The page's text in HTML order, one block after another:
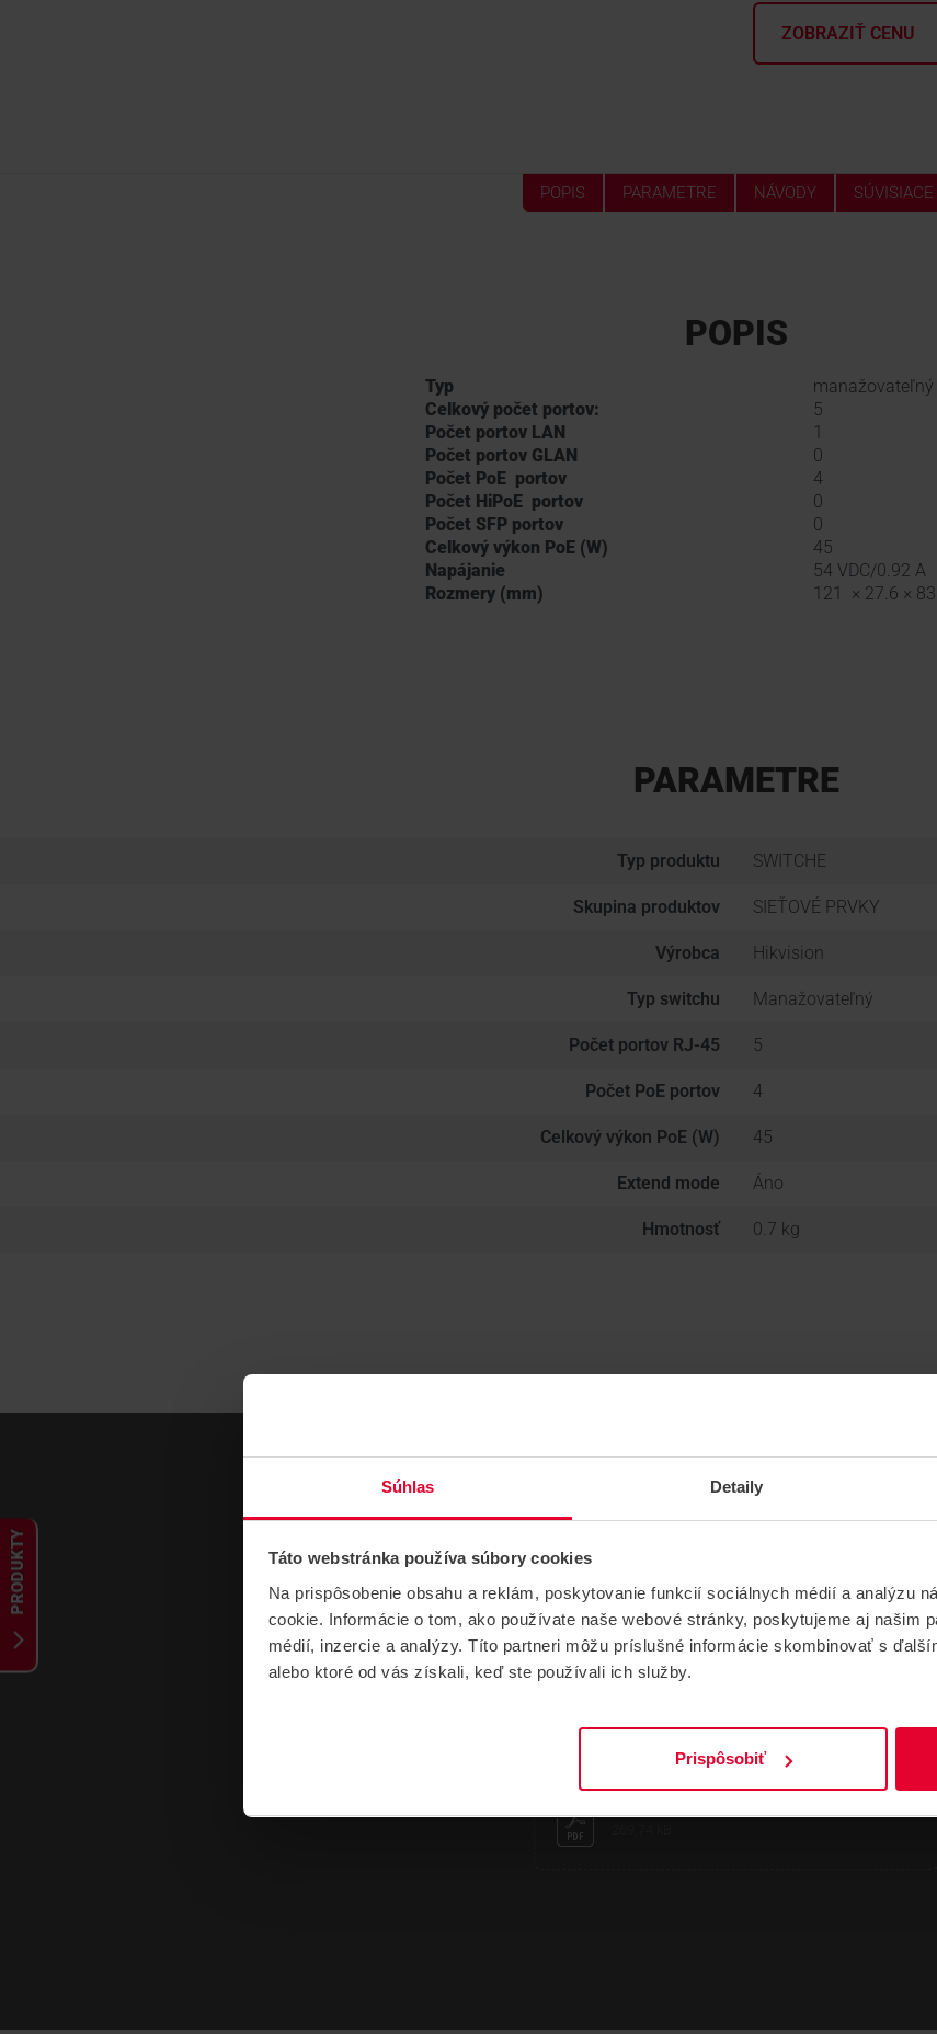
Súhlas Detaily
Táto webstránka používa súbory cookies
Na prispôsobenie obsahu a reklám, poskytovanie funkcií sociálnych médií a analýzu
cookie. Informácie o tom, ako používate naše webové stránky, poskytujeme aj našim
médií, inzercie a analýzy. Títo partneri môžu príslušné informácie skombinovať s
alebo ktoré od vás získali, keď ste používali ich služby.
Prispôsobiť
PRODUKTY
ZOBRAZIŤ CENU
POPIS PARAMETRE NÁVODY SÚVISIACE
POPIS
Typ
manažovateľný
Celkový počet portov:
5
Počet portov LAN
1
Počet portov GLAN
0
Počet PoE portov
4
Počet HiPoE portov
0
Počet SFP portov
0
Celkový výkon PoE (W)
45
Napájanie
54 VDC/0.92 A
Rozmery (mm)
121 × 27.6 ×
PARAMETRE
Typ produktu SWITCHE
Skupina produktov SIEŤOVÉ PRVKY
Výrobca Hikvision
Typ switchu Manažovateľný
Počet portov RJ-45 5
Počet PoE portov 4
Celkový výkon PoE (W) 45
Extend mode Áno
Hmotnosť 0.7 kg
NÁVODY A PODPORA
HIKVISION DS-3E1105P-EI/M en CE